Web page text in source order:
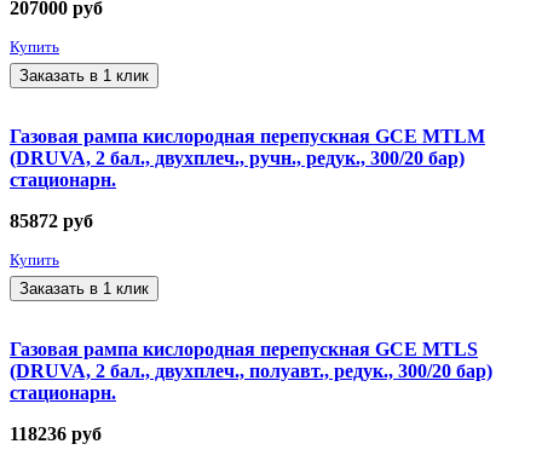
207000 руб
Купить
Заказать в 1 клик
Газовая рампа кислородная перепускная GCE MTLM
(DRUVA, 2 бал., двухплеч., ручн., редук., 300/20 бар)
стационарн.
85872 руб
Купить
Заказать в 1 клик
Газовая рампа кислородная перепускная GCE MTLS
(DRUVA, 2 бал., двухплеч., полуавт., редук., 300/20 бар)
стационарн.
118236 руб